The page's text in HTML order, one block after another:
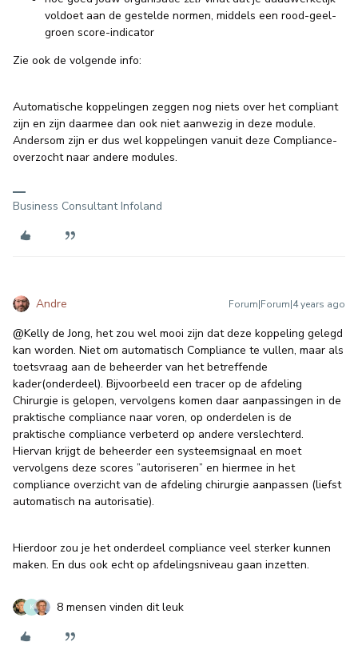
voldoet aan de gestelde normen, middels een rood-geel-
groen score-indicator
Zie ook de volgende info:
Automatische koppelingen zeggen nog niets over het compliant
zijn en zijn daarmee dan ook niet aanwezig in deze module.
Andersom zijn er dus wel koppelingen vanuit deze Compliance-
overzocht naar andere modules.
Business Consultant Infoland
Andre Forum|Forum|4 years ago
@Kelly de Jong, het zou wel mooi zijn dat deze koppeling gelegd
kan worden. Niet om automatisch Compliance te vullen, maar als
toetsvraag aan de beheerder van het betreffende
kader(onderdeel). Bijvoorbeeld een tracer op de afdeling
Chirurgie is gelopen, vervolgens komen daar aanpassingen in de
praktische compliance naar voren, op onderdelen is de
praktische compliance verbeterd op andere verslechterd.
Hiervan krijgt de beheerder een systeemsignaal en moet
vervolgens deze scores ”autoriseren” en hiermee in het
compliance overzicht van de afdeling chirurgie aanpassen (liefst
automatisch na autorisatie).
Hierdoor zou je het onderdeel compliance veel sterker kunnen
maken. En dus ook echt op afdelingsniveau gaan inzetten.
K 8 mensen vinden dit leuk